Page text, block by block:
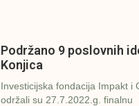
Podržano 9 poslovnih
Konjica
Investicijska fondacija Impakt i
održali su 27.7.2022.g. finalnu